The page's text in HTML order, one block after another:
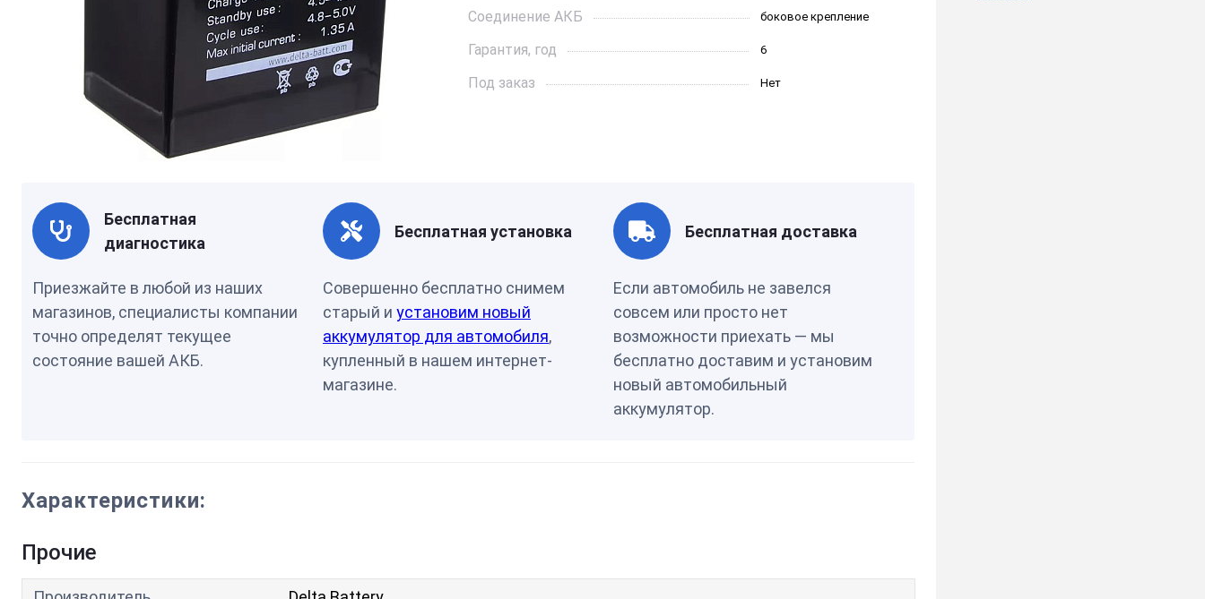
Соединение АКБ боковое крепление
Гарантия, год 6
Под заказ Нет
Бесплатная
диагностика
Приезжайте в любой из наших
магазинов, специалисты компании
точно определят текущее
состояние вашей АКБ.
Бесплатная установка
Совершенно бесплатно снимем
старый и установим новый
аккумулятор для автомобиля,
купленный в нашем интернет-
магазине.
Бесплатная доставка
Если автомобиль не завелся
совсем или просто нет
возможности приехать — мы
бесплатно доставим и установим
новый автомобильный
аккумулятор.
Характеристики:
Прочие